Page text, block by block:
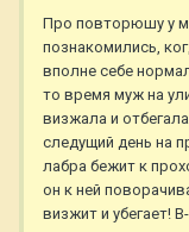
Про повторюшу у
познакомились,
вполне себе
то время муж на
визжала и
следущий день на
лабра бежит к
он к ней
визжит и убегает!